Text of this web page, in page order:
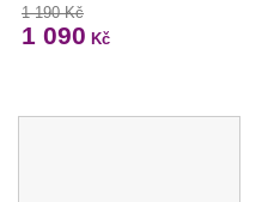
1 190 Kč
1 090 Kč